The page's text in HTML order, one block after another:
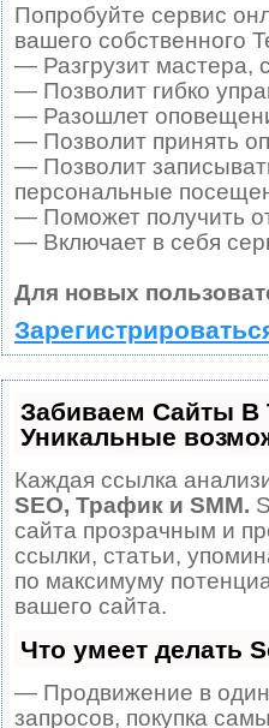
Попробуйте сервис
вашего собственного
— Разгрузит мастера,
— Позволит гибко
— Разошлет
— Позволит принять
— Позволит
персональные
— Поможет получить
— Включает в себя
Для новых
Забиваем Сайты
Уникальные
Каждая ссылка
SEO, Трафик и SMM.
сайта прозрачным и
ссылки, статьи,
по максимуму
вашего сайта.
Что умеет делать
— Продвижение в один
запросов, покупка